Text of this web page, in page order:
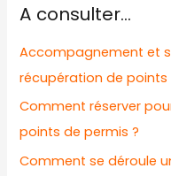
A consulter…
Accompagnement et
récupération de points
Comment réserver
points de permis ?
Comment se déroule